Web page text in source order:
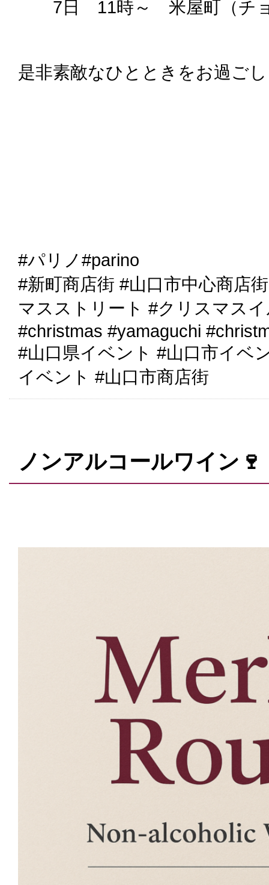
7日 11時～ 米屋町（チョ
是非素敵なひとときをお過ご
#パリノ#parino
#新町商店街 #山口市中心商店
マスストリート #クリスマス
#christmas #yamaguchi
#山口県イベント #山口市イベ
イベント #山口市商店街
ノンアルコールワイン🍷